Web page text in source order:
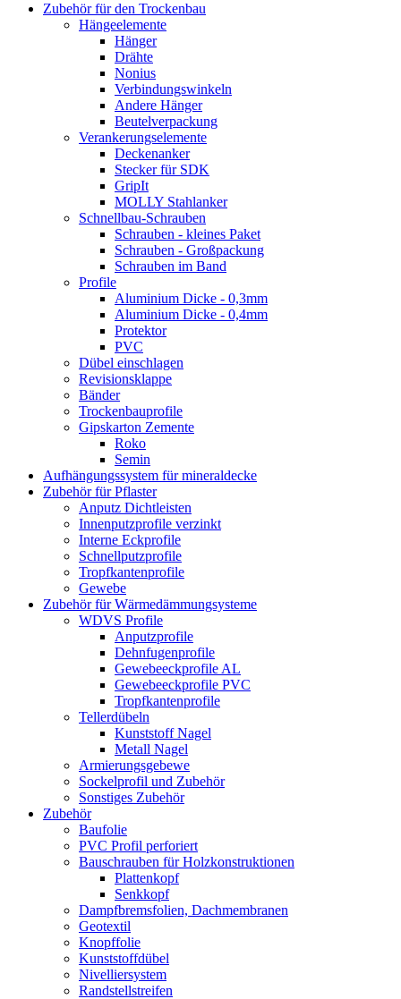
Zubehör für den Trockenbau
Hängeelemente
Hänger
Drähte
Nonius
Verbindungswinkeln
Andere Hänger
Beutelverpackung
Verankerungselemente
Deckenanker
Stecker für SDK
GripIt
MOLLY Stahlanker
Schnellbau-Schrauben
Schrauben - kleines Paket
Schrauben - Großpackung
Schrauben im Band
Profile
Aluminium Dicke - 0,3mm
Aluminium Dicke - 0,4mm
Protektor
PVC
Dübel einschlagen
Revisionsklappe
Bänder
Trockenbauprofile
Gipskarton Zemente
Roko
Semin
Aufhängungssystem für mineraldecke
Zubehör für Pflaster
Anputz Dichtleisten
Innenputzprofile verzinkt
Interne Eckprofile
Schnellputzprofile
Tropfkantenprofile
Gewebe
Zubehör für Wärmedämmungsysteme
WDVS Profile
Anputzprofile
Dehnfugenprofile
Gewebeeckprofile AL
Gewebeeckprofile PVC
Tropfkantenprofile
Tellerdübeln
Kunststoff Nagel
Metall Nagel
Armierungsgebewe
Sockelprofil und Zubehör
Sonstiges Zubehör
Zubehör
Baufolie
PVC Profil perforiert
Bauschrauben für Holzkonstruktionen
Plattenkopf
Senkkopf
Dampfbremsfolien, Dachmembranen
Geotextil
Knopffolie
Kunststoffdübel
Nivelliersystem
Randstellstreifen